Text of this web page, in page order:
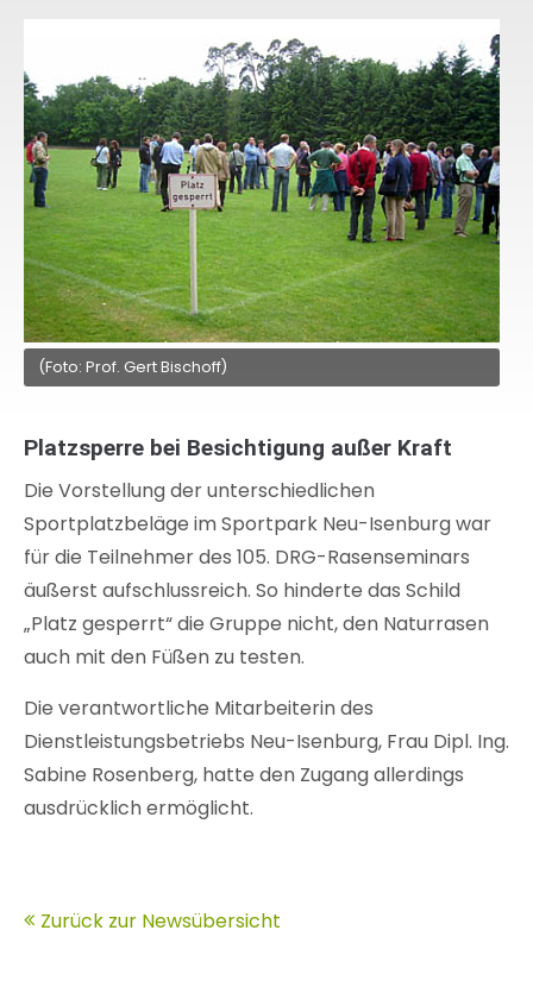
(Foto: Prof. Gert Bischoff)
Platzsperre bei Besichtigung außer Kraft
Die Vorstellung der unterschiedlichen
Sportplatzbeläge im Sportpark Neu-Isenburg war
für die Teilnehmer des 105. DRG-Rasenseminars
äußerst aufschlussreich. So hinderte das Schild
„Platz gesperrt“ die Gruppe nicht, den Naturrasen
auch mit den Füßen zu testen.
Die verantwortliche Mitarbeiterin des
Dienstleistungsbetriebs Neu-Isenburg, Frau Dipl. Ing.
Sabine Rosenberg, hatte den Zugang allerdings
ausdrücklich ermöglicht.
Zurück zur Newsübersicht